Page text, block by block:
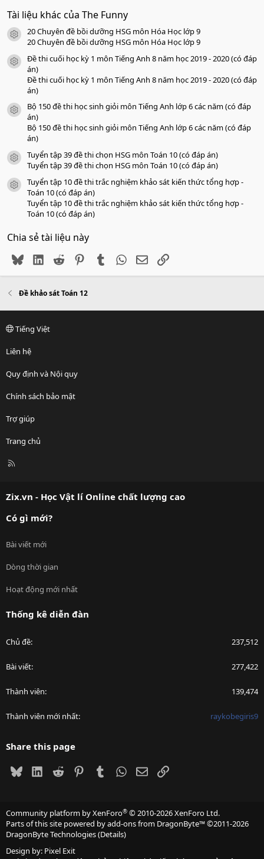
0
0
s
a
o
Tài liệu khác của The Funny
icon tài liệu
20 Chuyên đề bồi dưỡng HSG môn Hóa Học lớp 9
20 Chuyên đề bồi dưỡng HSG môn Hóa Học lớp 9
icon tài liệu
Đề thi cuối học kỳ 1 môn Tiếng Anh 8 năm học 2019 - 2020 (có đáp
án)
Đề thi cuối học kỳ 1 môn Tiếng Anh 8 năm học 2019 - 2020 (có đáp
án)
icon tài liệu
Bộ 150 đề thi học sinh giỏi môn Tiếng Anh lớp 6 các năm (có đáp
án)
Bộ 150 đề thi học sinh giỏi môn Tiếng Anh lớp 6 các năm (có đáp
án)
icon tài liệu
Tuyển tập 39 đề thi chọn HSG môn Toán 10 (có đáp án)
Tuyển tập 39 đề thi chọn HSG môn Toán 10 (có đáp án)
icon tài liệu
Tuyển tập 10 đề thi trắc nghiệm khảo sát kiến thức tổng hợp -
Toán 10 (có đáp án)
Tuyển tập 10 đề thi trắc nghiệm khảo sát kiến thức tổng hợp -
Toán 10 (có đáp án)
Chia sẻ tài liệu này
BlueskyLinkedIn
Reddit PinterestTumblr WhatsApp
EmailLink
Đề khảo sát Toán 12
Tiếng Việt
Liên hệ
Quy định và Nội quy
Chính sách bảo mật
Trợ giúp
Trang chủ
R
Zix.vn - Học Vật lí Online chất lượng cao
Có gì mới?
Bài viết mới
Dòng thời gian
Hoạt động mới nhất
Thống kê diễn đàn
Chủ đề 237,512
Bài viết 277,422
Thành viên 139,474
Thành viên mới nhất raykobegiris9
Share this page
BlueskyLinkedIn
Reddit PinterestTumblrWhatsApp
EmailLink
Community platform by XenForo® © 2010-2026 XenForo Ltd.
Parts of this site powered byadd-ons from DragonByte™©2011-2026
DragonByte Technologies(Details)
Design by: Pixel Exit